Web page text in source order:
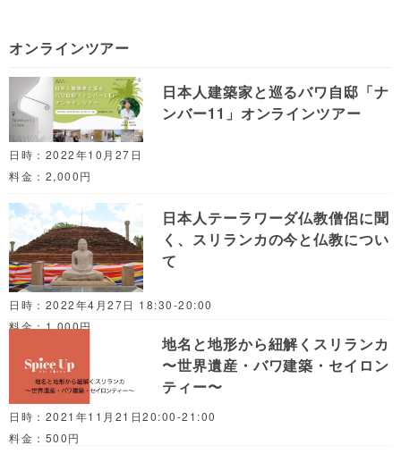
オンラインツアー
日本人建築家と巡るバワ自邸「ナ
ンバー11」オンラインツアー
日時：2022年10月27日
料金：2,000円
日本人テーラワーダ仏教僧侶に聞
く、スリランカの今と仏教につい
て
日時：2022年4月27日 18:30-20:00
料金：1,000円
地名と地形から紐解くスリランカ
〜世界遺産・バワ建築・セイロン
ティー〜
日時：2021年11月21日20:00-21:00
料金：500円